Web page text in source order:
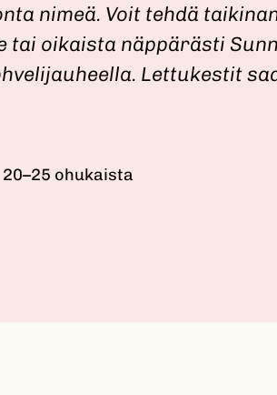
nimeä. Voit tehdä
tai oikaista näppärästi
Lettukestit
20–25 ohukaista